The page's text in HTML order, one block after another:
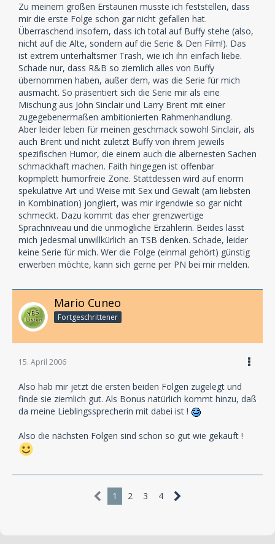
Zu meinem großen Erstaunen musste ich feststellen, dass
mir die erste Folge schon gar nicht gefallen hat.
Überraschend insofern, dass ich total auf Buffy stehe (also,
nicht auf die Alte, sondern auf die Serie & Den Film!). Das
ist extrem unterhaltsmer Trash, wie ich ihn einfach liebe.
Schade nur, dass R&B so ziemlich alles von Buffy
übernommen haben, außer dem, was die Serie für mich
ausmacht. So präsentiert sich die Serie mir als eine
Mischung aus John Sinclair und Larry Brent mit einer
zugegebenermaßen ambitionierten Rahmenhandlung.
Aber leider leben für meinen geschmack sowohl Sinclair, als
auch Brent und nicht zuletzt Buffy von ihrem jeweils
spezifischen Humor, die einem auch die albernesten Sachen
schmackhaft machen. Faith hingegen ist offenbar
kopmplett humorfreie Zone. Stattdessen wird auf enorm
spekulative Art und Weise mit Sex und Gewalt (am liebsten
in Kombination) jongliert, was mir irgendwie so gar nicht
schmeckt. Dazu kommt das eher grenzwertige
Sprachniveau und die unmögliche Erzählerin. Beides lässt
mich jedesmal unwillkürlich an TSB denken. Schade, leider
keine Serie für mich. Wer die Folge (einmal gehört) günstig
erwerben möchte, kann sich gerne per PN bei mir melden.
Mario Cuneo
Fortgeschrittener
15. April 2006
Also hab mir jetzt die ersten beiden Folgen zugelegt und
finde sie ziemlich gut. Als Bonus natürlich kommt hinzu, daß
da meine Lieblingssprecherin mit dabei ist !
Also die nächsten Folgen sind schon so gut wie gekauft !
1 2 3 4